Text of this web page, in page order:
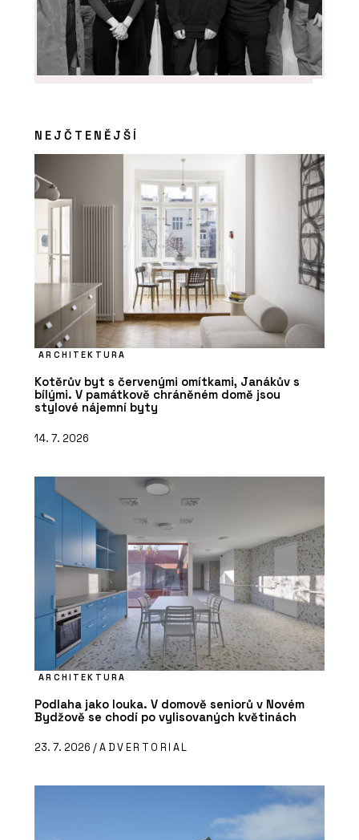
NEJČTENĚJŠÍ
ARCHITEKTURA
Kotěrův byt s červenými omítkami, Janákův s
bílými. V památkově chráněném domě jsou
stylové nájemní byty
14. 7. 2026
ARCHITEKTURA
Podlaha jako louka. V domově seniorů v Novém
Bydžově se chodí po vylisovaných květinách
23. 7. 2026 /ADVERTORIAL